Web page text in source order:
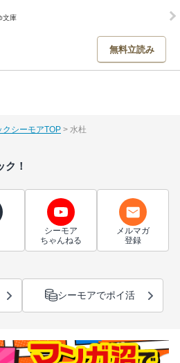
文庫
無料立読み
シーモアTOP 水杜
！
シーモア
ちゃんねる
メルマガ
登録
シーモアでポイ活